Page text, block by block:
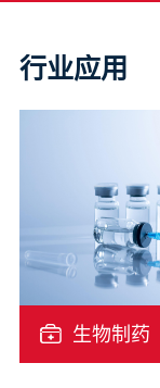
行业应用
生物制药